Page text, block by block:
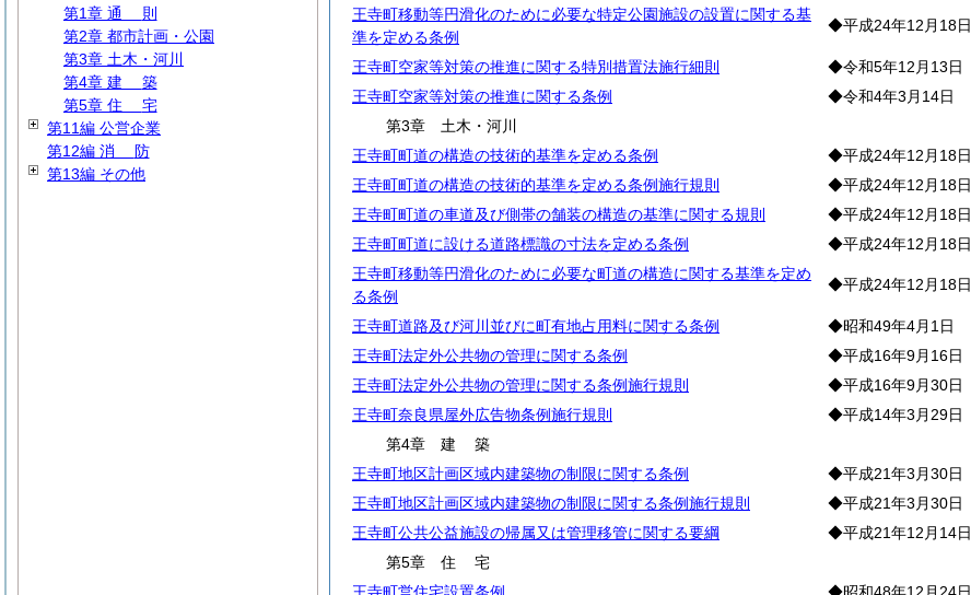
王寺町移動等円滑化のために必要な特定公園施設の設置に関する基
準を定める条例
◆平成24年12月18日
王寺町空家等対策の推進に関する特別措置法施行細則 ◆令和5年12月13日
王寺町空家等対策の推進に関する条例
◆令和4年3月14日
第3章 土木・河川
王寺町町道の構造の技術的基準を定める条例
◆平成24年12月18日
王寺町町道の構造の技術的基準を定める条例施行規則
◆平成24年12月18日
王寺町町道の車道及び側帯の舗装の構造の基準に関する規則
◆平成24年12月18日
王寺町町道に設ける道路標識の寸法を定める条例
◆平成24年12月18日
王寺町移動等円滑化のために必要な町道の構造に関する基準を定め
る条例
◆平成24年12月18日
王寺町道路及び河川並びに町有地占用料に関する条例 ◆昭和49年4月1日
王寺町法定外公共物の管理に関する条例
◆平成16年9月16日
王寺町法定外公共物の管理に関する条例施行規則
◆平成16年9月30日
王寺町奈良県屋外広告物条例施行規則
◆平成14年3月29日
第4章 建築
王寺町地区計画区域内建築物の制限に関する条例
◆平成21年3月30日
王寺町地区計画区域内建築物の制限に関する条例施行規則
◆平成21年3月30日
王寺町公共公益施設の帰属又は管理移管に関する要綱
◆平成21年12月14日
第5章 住宅
第1章 通 則
第2章 都市計画・公園
第3章 土木・河川
第4章 建 築
第5章 住 宅
第11編 公営企業
第12編 消 防
第13編 その他